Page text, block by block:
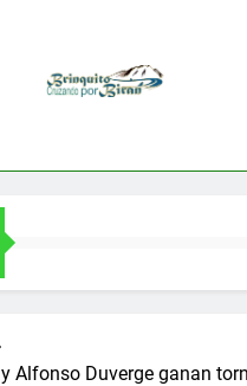
Alfonso Duverge ganan